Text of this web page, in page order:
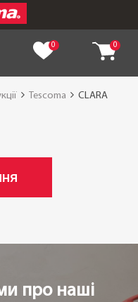
0 0
Tescoma CLARA
про наші